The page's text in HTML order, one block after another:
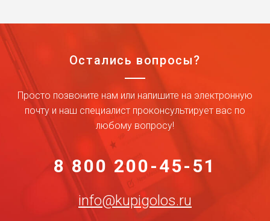
Остались вопросы?
Просто позвоните нам или напишите на электронную
почту и наш специалист проконсультирует вас по
любому вопросу!
8 800 200-45-51
info@kupigolos.ru